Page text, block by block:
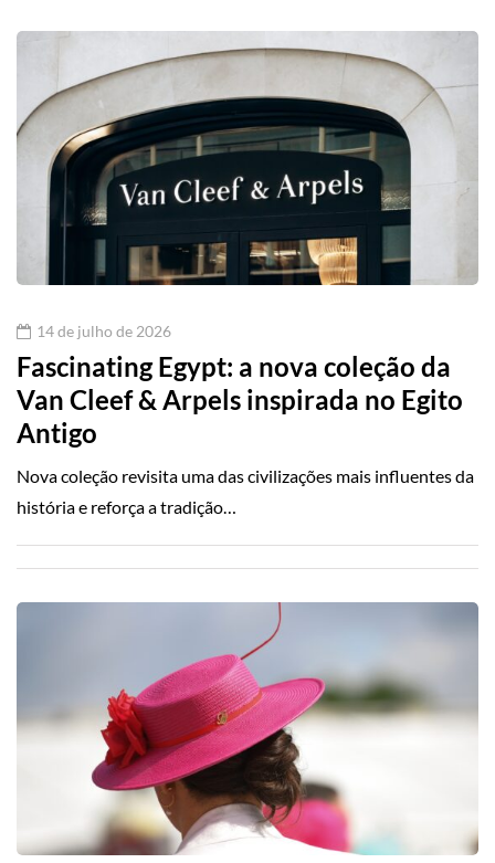
14 de julho de 2026
Fascinating Egypt: a nova coleção da
Van Cleef & Arpels inspirada no Egito
Antigo
Nova coleção revisita uma das civilizações mais influentes da
história e reforça a tradição…